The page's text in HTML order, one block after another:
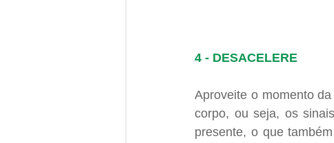
4 - DESACELERE
Aproveite o momento
corpo, ou seja, os
presente, o que